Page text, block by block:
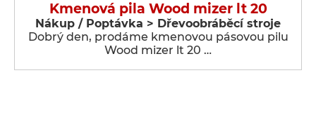
Kmenová pila Wood mizer lt 20
Nákup / Poptávka > Dřevoobráběcí stroje
Dobrý den, prodáme kmenovou pásovou pilu
Wood mizer lt 20 …